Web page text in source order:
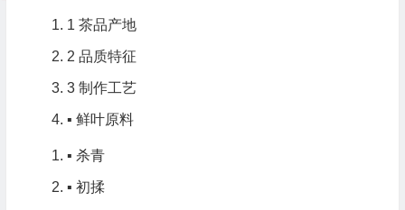
1 茶品产地
2 品质特征
3 制作工艺
▪ 鲜叶原料
▪ 杀青
▪ 初揉